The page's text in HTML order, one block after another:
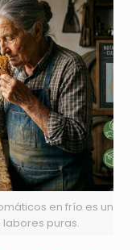
en frío es un
puras.